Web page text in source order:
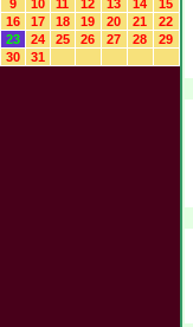
9
10 11 12 13 14
15
16
17 18 19 20 21
22
23
24 25 26 27 28
29
30
31